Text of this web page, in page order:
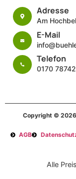
Adresse
Am
E-Mail
Telefon
0170
Copyright © 2026
AGB
Alle